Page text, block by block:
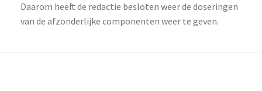
Daarom heeft de redactie besloten weer de doseringen
van de afzonderlijke componenten weer te geven.